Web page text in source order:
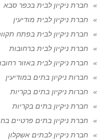
חברת ניקיון לבית בכפר סבא
חברת ניקיון לבית מודיעין
חברת ניקיון לבית בפתח
חברת ניקיון לבית ברחובות
חברת ניקיון לבית באזור
חברות ניקיון בתים במודיעין
חברות ניקיון בתים בקריות
חברת ניקיון בתים בקריות
חברת ניקיון בתים פרטיים
חברת ניקיון לבתים אשקלון